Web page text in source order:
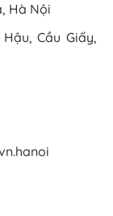
Hà Nội
Cầu Giấy,